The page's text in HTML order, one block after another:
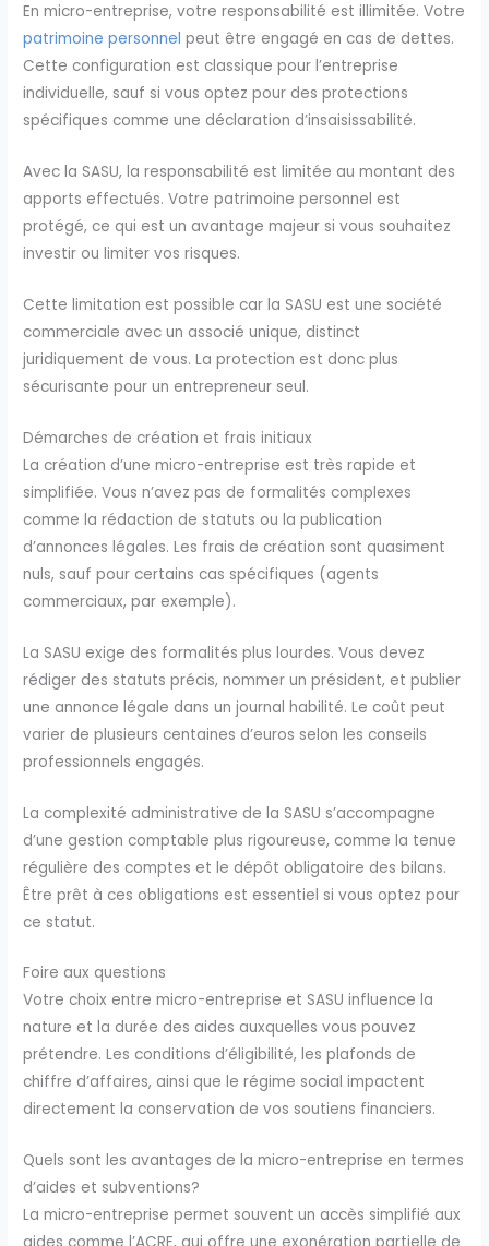
En micro-entreprise, votre responsabilité est illimitée. Votre
patrimoine personnel peut être engagé en cas de dettes.
Cette configuration est classique pour l’entreprise
individuelle, sauf si vous optez pour des protections
spécifiques comme une déclaration d’insaisissabilité.
Avec la SASU, la responsabilité est limitée au montant des
apports effectués. Votre patrimoine personnel est
protégé, ce qui est un avantage majeur si vous souhaitez
investir ou limiter vos risques.
Cette limitation est possible car la SASU est une société
commerciale avec un associé unique, distinct
juridiquement de vous. La protection est donc plus
sécurisante pour un entrepreneur seul.
Démarches de création et frais initiaux
La création d’une micro-entreprise est très rapide et
simplifiée. Vous n’avez pas de formalités complexes
comme la rédaction de statuts ou la publication
d’annonces légales. Les frais de création sont quasiment
nuls, sauf pour certains cas spécifiques (agents
commerciaux, par exemple).
La SASU exige des formalités plus lourdes. Vous devez
rédiger des statuts précis, nommer un président, et publier
une annonce légale dans un journal habilité. Le coût peut
varier de plusieurs centaines d’euros selon les conseils
professionnels engagés.
La complexité administrative de la SASU s’accompagne
d’une gestion comptable plus rigoureuse, comme la tenue
régulière des comptes et le dépôt obligatoire des bilans.
Être prêt à ces obligations est essentiel si vous optez pour
ce statut.
Foire aux questions
Votre choix entre micro-entreprise et SASU influence la
nature et la durée des aides auxquelles vous pouvez
prétendre. Les conditions d’éligibilité, les plafonds de
chiffre d’affaires, ainsi que le régime social impactent
directement la conservation de vos soutiens financiers.
Quels sont les avantages de la micro-entreprise en termes
d’aides et subventions?
La micro-entreprise permet souvent un accès simplifié aux